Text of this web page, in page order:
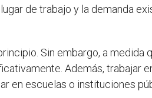
de trabajo y la demanda
Sin embargo, a medida
Además, trabajar
en escuelas o instituciones